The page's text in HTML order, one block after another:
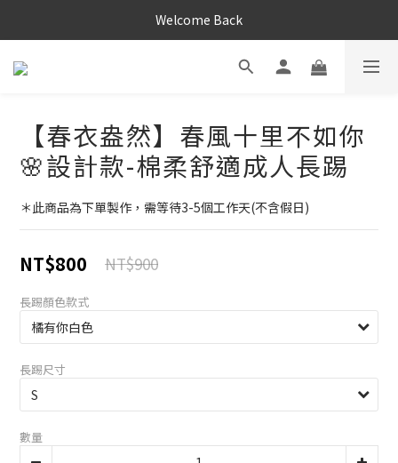
Welcome Back
【春衣盎然】春風十里不如你
🌸設計款-棉柔舒適成人長踢
＊此商品為下單製作，需等待3-5個工作天(不含假日)
NT$800 NT$900
長踢顏色款式
長踢尺寸
數量